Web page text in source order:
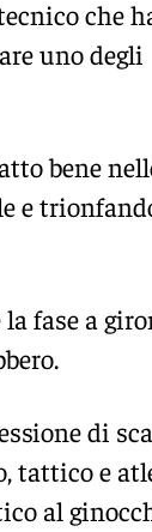
che
uno degli
bene
e
fase a
di
tattico e
al